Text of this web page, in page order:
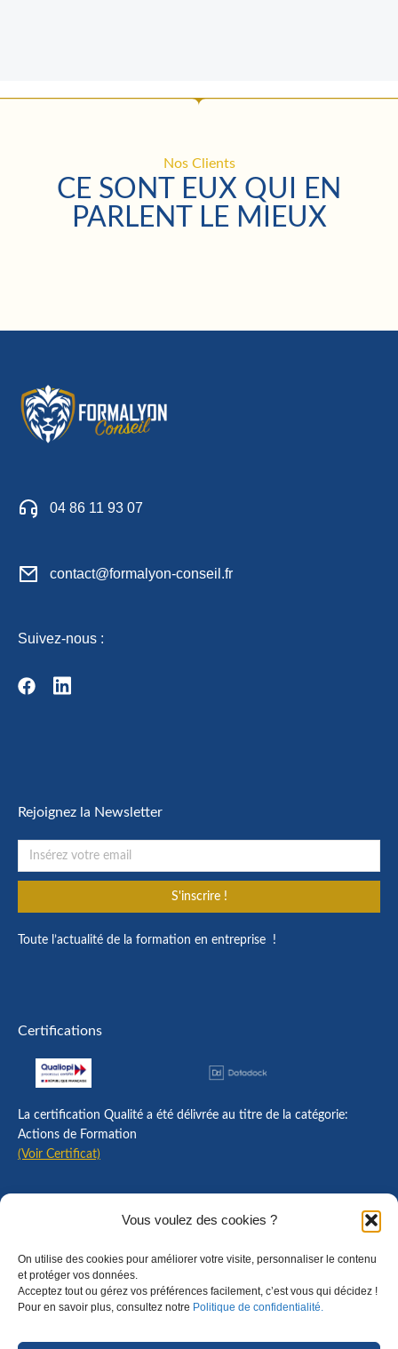
Vous voulez des cookies ?
On utilise des cookies pour améliorer votre visite, personnaliser le contenu
et protéger vos données.
Acceptez tout ou gérez vos préférences facilement, c’est vous qui décidez !
Pour en savoir plus, consultez notre Politique de confidentialité.
Nos Clients
CE SONT EUX QUI EN
PARLENT LE MIEUX
04 86 11 93 07
contact@formalyon-conseil.fr
Suivez-nous :
Rejoignez la Newsletter
S'inscrire !
Toute l’actualité de la formation en entreprise !
Certifications
La certification Qualité a été délivrée au titre de la catégorie:
Actions de Formation
(Voir Certificat)
Règlement intérieur
CGU
CGV